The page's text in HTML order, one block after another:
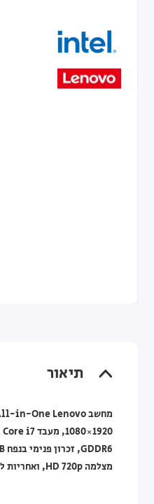
תיאור
מצלמה HD 720p, ואחריות לשלוש שנים באתר הלקוח ע"י CPM.